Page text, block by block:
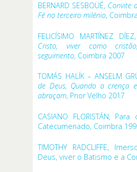
BERNARD SESBOÜÉ, Convite
Fé no terceiro milénio,
FELICÍSIMO MARTÍNEZ DÍEZ,
Cristo, viver como
seguimento, Coimbra 2007
TOMÁS HALÍK – ANSELM
de Deus, Quando a crença
abraçam, Prior Velho 2017
CASIANO FLORISTÁN,
Catecumenado, Coimbra
TIMOTHY RADCLIFFE,
Deus, viver o Batismo e a